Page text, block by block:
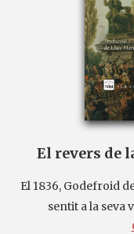
El revers de
El 1836, Godefroid
sentit a la seva